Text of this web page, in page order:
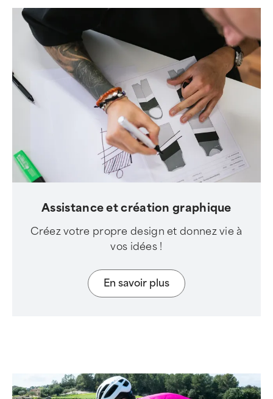
Assistance et création graphique
Créez votre propre design et donnez vie à
vos idées !
En savoir plus